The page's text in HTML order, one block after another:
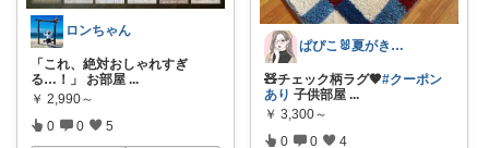
ロンちゃん
「これ、絶対おしゃれすぎ
る…！」 お部屋 ...
￥ 2,990～
0 0 5
ぱぴこ🐰夏がきた☀️☁️🏖👒🩷
🧸チェック柄ラグ🤎#クーポン
あり 子供部屋 ...
￥ 3,300～
0 0 4